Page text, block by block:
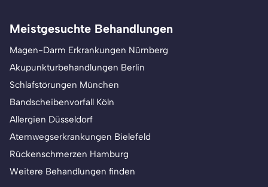
Meistgesuchte Behandlungen
Magen-Darm Erkrankungen Nürnberg
Akupunkturbehandlungen Berlin
Schlafstörungen München
Bandscheibenvorfall Köln
Allergien Düsseldorf
Atemwegserkrankungen Bielefeld
Rückenschmerzen Hamburg
Weitere Behandlungen finden